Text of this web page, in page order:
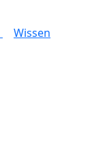
Wissen